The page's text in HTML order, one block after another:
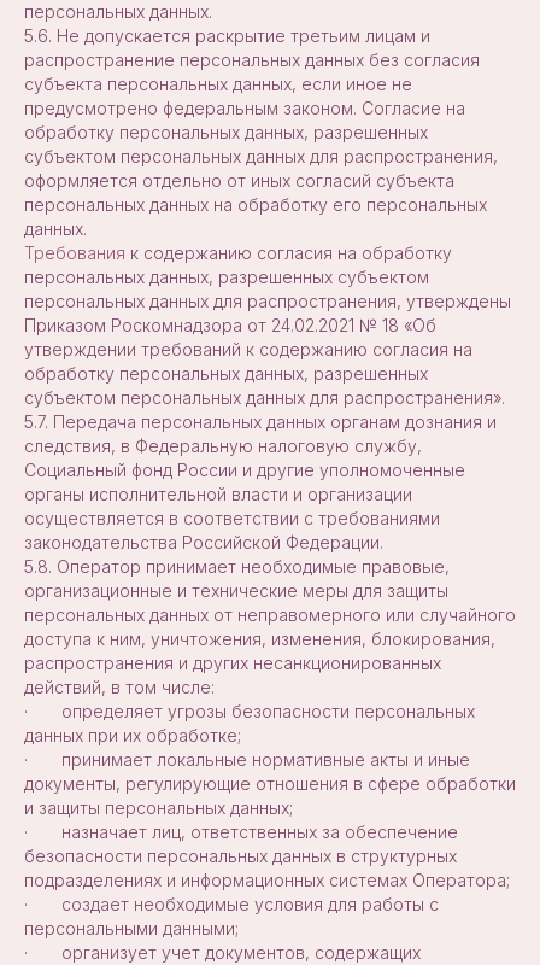
персональных данных.
5.6. Не допускается раскрытие третьим лицам и
распространение персональных данных без согласия
субъекта персональных данных, если иное не
предусмотрено федеральным законом. Согласие на
обработку персональных данных, разрешенных
субъектом персональных данных для распространения,
оформляется отдельно от иных согласий субъекта
персональных данных на обработку его персональных
данных.
Требования к содержанию согласия на обработку
персональных данных, разрешенных субъектом
персональных данных для распространения, утверждены
Приказом Роскомнадзора от 24.02.2021 № 18 «Об
утверждении требований к содержанию согласия на
обработку персональных данных, разрешенных
субъектом персональных данных для распространения».
5.7. Передача персональных данных органам дознания и
следствия, в Федеральную налоговую службу,
Социальный фонд России и другие уполномоченные
органы исполнительной власти и организации
осуществляется в соответствии с требованиями
законодательства Российской Федерации.
5.8. Оператор принимает необходимые правовые,
организационные и технические меры для защиты
персональных данных от неправомерного или случайного
доступа к ним, уничтожения, изменения, блокирования,
распространения и других несанкционированных
действий, в том числе:
· определяет угрозы безопасности персональных
данных при их обработке;
· принимает локальные нормативные акты и иные
документы, регулирующие отношения в сфере обработки
и защиты персональных данных;
· назначает лиц, ответственных за обеспечение
безопасности персональных данных в структурных
подразделениях и информационных системах Оператора;
· создает необходимые условия для работы с
персональными данными;
· организует учет документов, содержащих